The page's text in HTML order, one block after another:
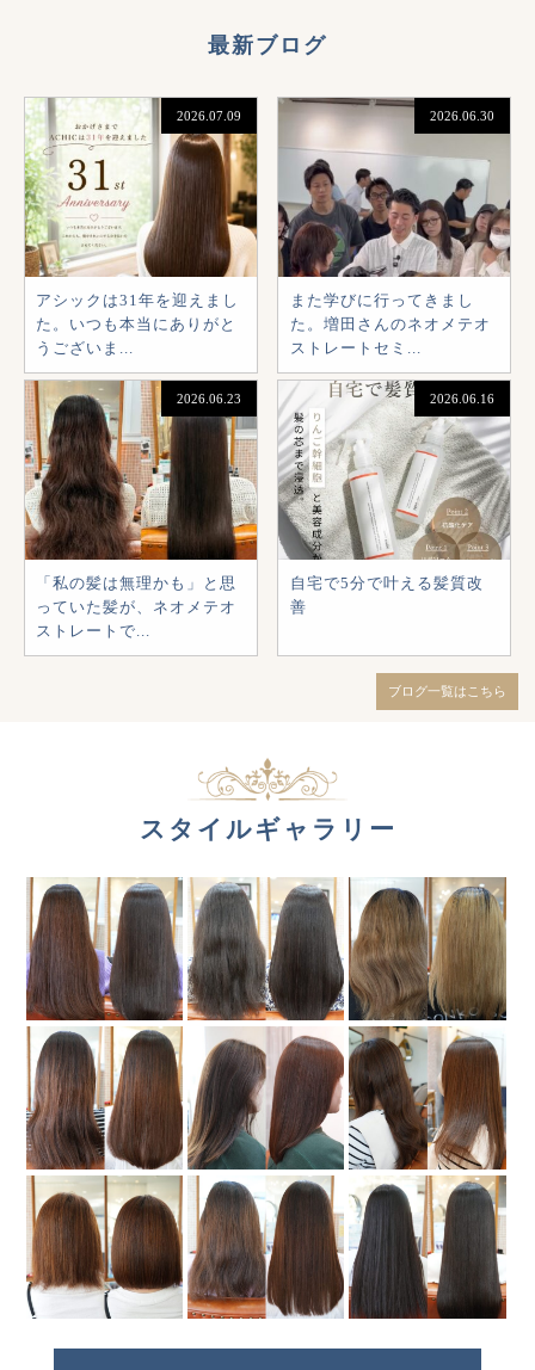
最新ブログ
2026.07.09
アシックは31年を迎えまし
た。いつも本当にありがと
うございま...
2026.06.30
また学びに行ってきまし
た。増田さんのネオメテオ
ストレートセミ...
2026.06.23
「私の髪は無理かも」と思
っていた髪が、ネオメテオ
ストレートで...
2026.06.16
自宅で5分で叶える髪質改
善
ブログ一覧はこちら
スタイルギャラリー